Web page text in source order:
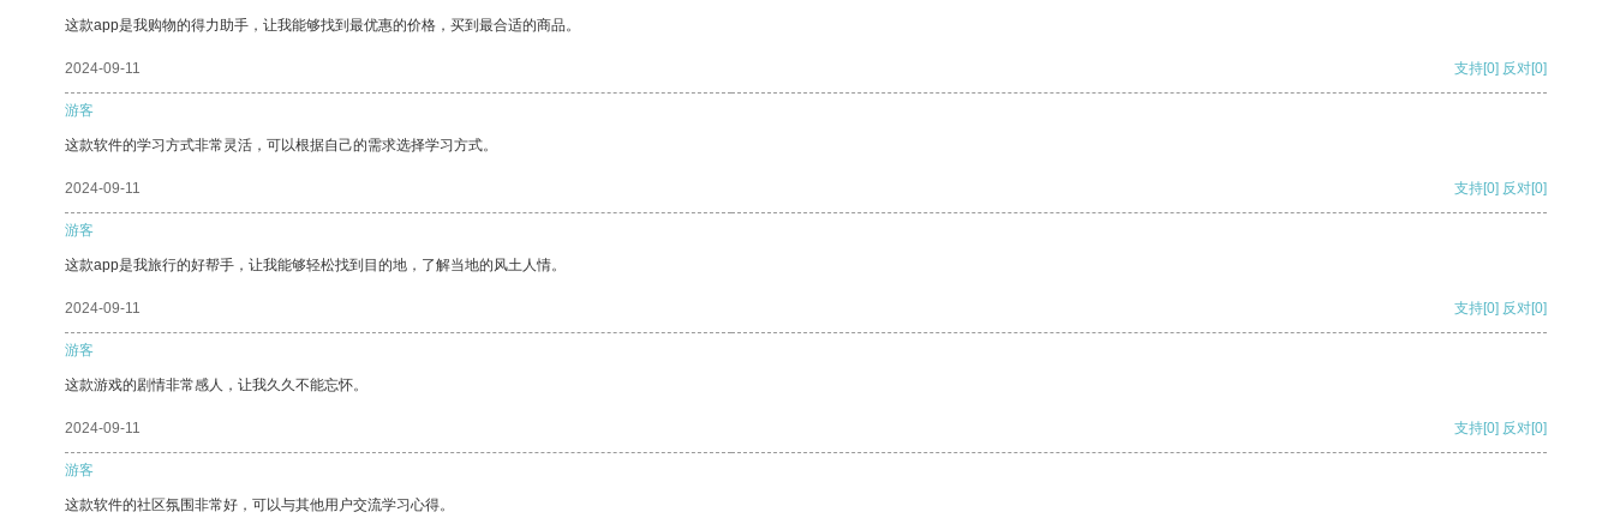
这款app是我购物的得力助手，让我能够找到最优惠的价格，买到最合适的商品。
2024-09-11 支持[0] 反对[0]
游客
这款软件的学习方式非常灵活，可以根据自己的需求选择学习方式。
2024-09-11 支持[0] 反对[0]
游客
这款app是我旅行的好帮手，让我能够轻松找到目的地，了解当地的风土人情。
2024-09-11 支持[0] 反对[0]
游客
这款游戏的剧情非常感人，让我久久不能忘怀。
2024-09-11 支持[0] 反对[0]
游客
这款软件的社区氛围非常好，可以与其他用户交流学习心得。